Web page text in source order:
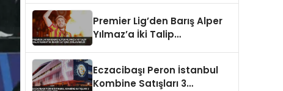
Premier Lig’den Barış Alper
Yılmaz’a İki Talip
Eczacibaşı Peron İstanbul
Kombine Satışları 3